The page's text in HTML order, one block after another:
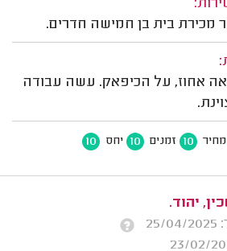
מכירת בית בן חמישה חדרים.
אחוז, על הכיפאק. עשה עבודה
מחיר 10 זמנים 10 יחס 10
יהוד.